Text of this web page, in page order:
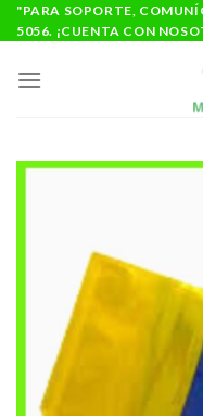
Saltar
al
"PARA SOPORTE,
5056. ¡CUENTA CON